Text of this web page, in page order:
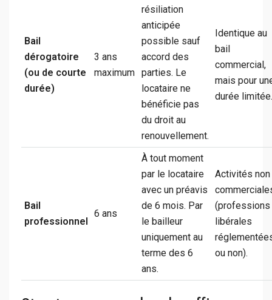
Bail
dérogatoire
(ou de courte
durée)
3 ans
maximum
résiliation
anticipée
possible sauf
accord des
parties. Le
locataire ne
bénéficie pas
du droit au
renouvellement.
Identique au
bail
commercial,
mais pour
durée limitée.
Bail
professionnel
6 ans
À tout moment
par le locataire
avec un préavis
de 6 mois. Par
le bailleur
uniquement au
terme des 6
ans.
Activités non
(professions
libérales
ou non).